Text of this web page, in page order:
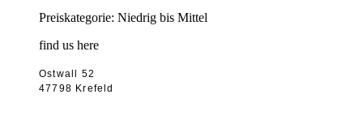
Preiskategorie: Niedrig bis Mittel
find us here
Ostwall 52
47798 Krefeld